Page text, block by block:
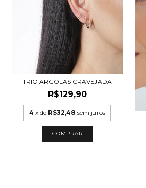
TRIO ARGOLAS CRAVEJADA
R$129,90
4 x de R$32,48 sem juros
COMPRAR